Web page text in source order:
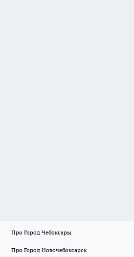
Про Город Чебоксары
Про Город Новочебоксарск